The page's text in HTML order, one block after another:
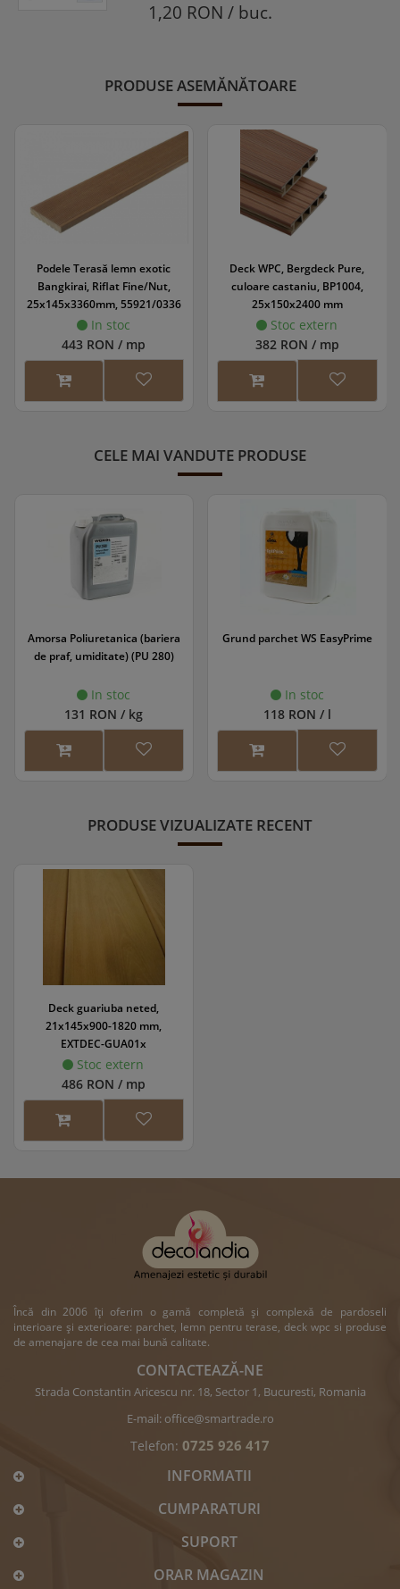
1,20 RON / buc.
PRODUSE ASEMĂNĂTOARE
Podele Terasă lemn exotic
Bangkirai, Riflat Fine/Nut,
25x145x3360mm, 55921/0336
In stoc
443 RON / mp
Deck WPC, Bergdeck Pure,
culoare castaniu, BP1004,
25x150x2400 mm
Stoc extern
382 RON / mp
CELE MAI VANDUTE PRODUSE
Amorsa Poliuretanica (bariera
de praf, umiditate) (PU 280)
In stoc
131 RON / kg
Grund parchet WS EasyPrime
In stoc
118 RON / l
PRODUSE VIZUALIZATE RECENT
Deck guariuba neted,
21x145x900-1820 mm,
EXTDEC-GUA01x
Stoc extern
486 RON / mp
Încă din 2006 îți oferim o gamă completă și complexă de pardoseli
interioare și exterioare: parchet, lemn pentru terase, deck wpc si produse
de amenajare de cea mai bună calitate.
CONTACTEAZĂ-NE
Strada Constantin Aricescu nr. 18, Sector 1, Bucuresti, Romania
E-mail: office@smartrade.ro
Telefon: 0725 926 417
INFORMATII
CUMPARATURI
SUPORT
ORAR MAGAZIN